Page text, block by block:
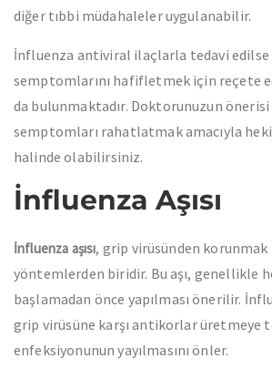
diğer tıbbi müdahaleler uygulanabilir.
İnfluenza antiviral ilaçlarla tedavi edilse
semptomlarını hafifletmek için reçete
da bulunmaktadır. Doktorunuzun
semptomları rahatlatmak amacıyla
halinde olabilirsiniz.
İnfluenza Aşısı
İnfluenza aşısı, grip virüsünden
yöntemlerden biridir. Bu aşı, genellikle
başlamadan önce yapılması önerilir.
grip virüsüne karşı antikorlar üretmeye
enfeksiyonunun yayılmasını önler.